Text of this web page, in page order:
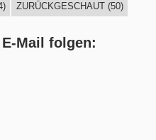
ZURÜCKGESCHAUT(50)
Mail folgen: